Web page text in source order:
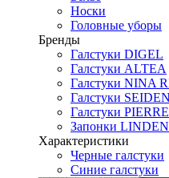
Носки
Головные уборы
Бренды
Галстуки DIGEL
Галстуки ALTEA
Галстуки NINA
Галстуки
Галстуки
Запонки
Характеристики
Черные галстуки
Синие галстуки